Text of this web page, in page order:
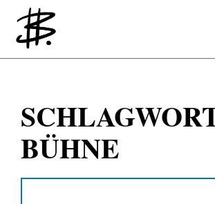
Schreiben
Referenzen
Produzieren
BÜHNE